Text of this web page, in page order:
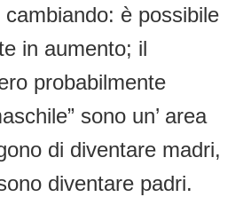
è possibile
in aumento; il
probabilmente
sono un’ area
di diventare madri,
diventare padri.